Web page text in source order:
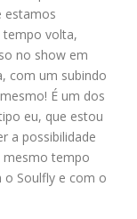
estamos
tempo volta,
no show em
com um subindo
É um dos
eu, que estou
a possibilidade
mesmo tempo
o Soulfly e com o